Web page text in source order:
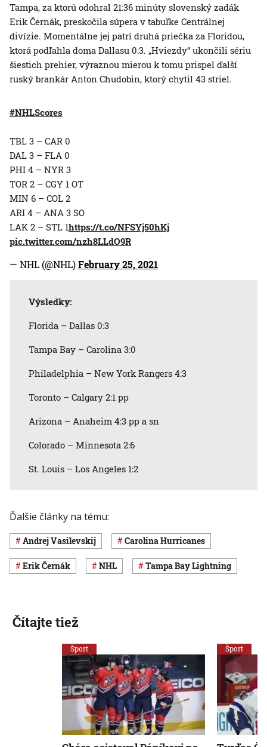
Tampa, za ktorú odohral 21:36 minúty slovenský zadák
Erik Černák, preskočila súpera v tabuľke Centrálnej
divízie. Momentálne jej patrí druhá priečka za Floridou,
ktorá podľahla doma Dallasu 0:3. „Hviezdy“ ukončili sériu
šiestich prehier, výraznou mierou k tomu prispel ďalší
ruský brankár Anton Chudobin, ktorý chytil 43 striel.
#NHLScores
TBL 3 – CAR 0
DAL 3 – FLA 0
PHI 4 – NYR 3
TOR 2 – CGY 1 OT
MIN 6 – COL 2
ARI 4 – ANA 3 SO
LAK 2 – STL 1https://t.co/NFSYj50hKj
pic.twitter.com/nzh8LLdO9R
— NHL (@NHL)February 25, 2021
Výsledky:
Florida – Dallas 0:3
Tampa Bay – Carolina 3:0
Philadelphia – New York Rangers 4:3
Toronto – Calgary 2:1 pp
Arizona – Anaheim 4:3 pp a sn
Colorado – Minnesota 2:6
St. Louis – Los Angeles 1:2
Ďalšie články na tému:
Andrej Vasilevskij Carolina Hurricanes
Erik Černák NHL Tampa Bay Lightning
Čítajte tiež
Šport Šport